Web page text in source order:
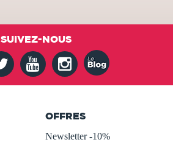
SUIVEZ-NOUS
OFFRES
Newsletter -10%